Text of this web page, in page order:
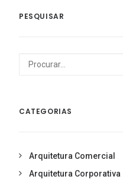
PESQUISAR
CATEGORIAS
Arquitetura Comercial
Arquitetura Corporativa